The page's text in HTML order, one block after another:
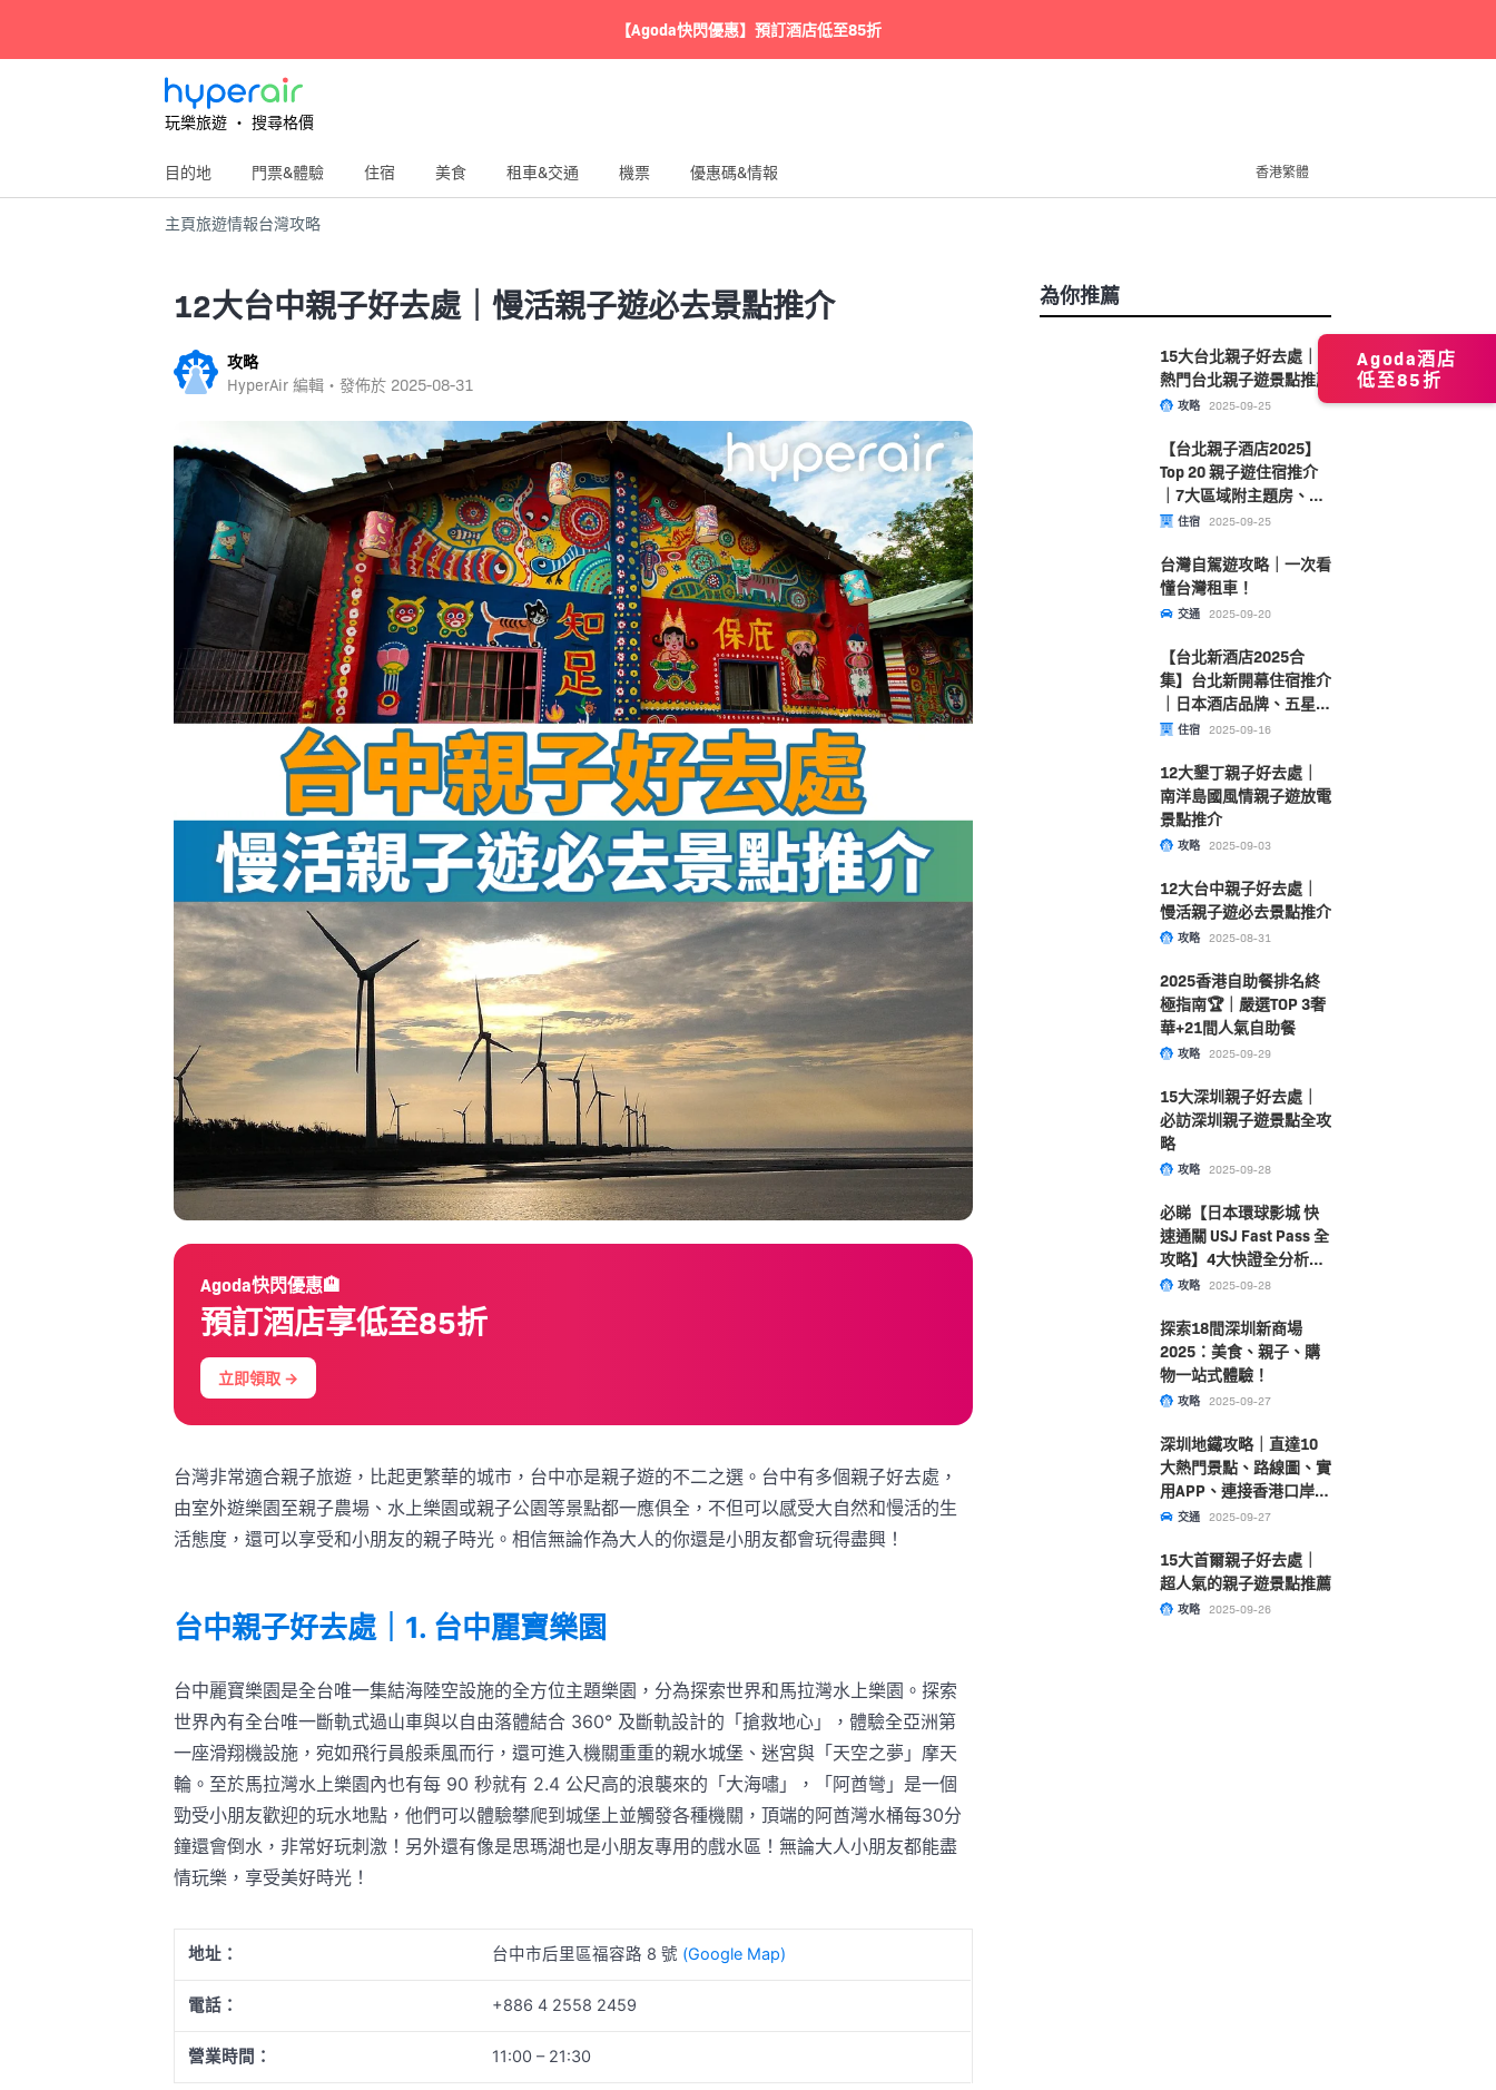
【Agoda快閃優惠】預訂酒店低至85折
玩樂旅遊 ‧ 搜尋格價
目的地 門票&體驗 住宿 美食 租車&交通 機票 優惠碼&情報 香港繁體
主頁旅遊情報台灣攻略
12大台中親子好去處｜慢活親子遊必去景點推介
攻略
HyperAir 編輯・發佈於 2025-08-31
Agoda快閃優惠🏨
預訂酒店享低至85折
立即領取 →
台灣非常適合親子旅遊，比起更繁華的城市，台中亦是親子遊的不二之選。台中有多個親子好去處，
由室外遊樂園至親子農場、水上樂園或親子公園等景點都一應俱全，不但可以感受大自然和慢活的生
活態度，還可以享受和小朋友的親子時光。相信無論作為大人的你還是小朋友都會玩得盡興！
台中親子好去處｜1. 台中麗寶樂園
台中麗寶樂園是全台唯一集結海陸空設施的全方位主題樂園，分為探索世界和馬拉灣水上樂園。探索
世界內有全台唯一斷軌式過山車與以自由落體結合 360° 及斷軌設計的「搶救地心」，體驗全亞洲第
一座滑翔機設施，宛如飛行員般乘風而行，還可進入機關重重的親水城堡、迷宮與「天空之夢」摩天
輪。至於馬拉灣水上樂園內也有每 90 秒就有 2.4 公尺高的浪襲來的「大海嘯」，「阿酋彎」是一個
勁受小朋友歡迎的玩水地點，他們可以體驗攀爬到城堡上並觸發各種機關，頂端的阿酋灣水桶每30分
鐘還會倒水，非常好玩刺激！另外還有像是思瑪湖也是小朋友專用的戲水區！無論大人小朋友都能盡
情玩樂，享受美好時光！
地址： 台中市后里區福容路 8 號 (Google Map)
電話： +886 4 2558 2459
營業時間： 11:00 – 21:30
為你推薦
15大台北親子好去處｜
熱門台北親子遊景點推薦
攻略 2025-09-25
【台北親子酒店2025】
Top 20 親子遊住宿推介
｜7大區域附主題房、溫
泉、遊戲室
住宿 2025-09-25
台灣自駕遊攻略｜一次看
懂台灣租車！
交通 2025-09-20
【台北新酒店2025合
集】台北新開幕住宿推介
｜日本酒店品牌、五星級
住宿、歎米芝蓮推介餐廳
住宿 2025-09-16
12大墾丁親子好去處｜
南洋島國風情親子遊放電
景點推介
攻略 2025-09-03
12大台中親子好去處｜
慢活親子遊必去景點推介
攻略 2025-08-31
2025香港自助餐排名終
極指南🏆｜嚴選TOP 3奢
華+21間人氣自助餐
攻略 2025-09-29
15大深圳親子好去處｜
必訪深圳親子遊景點全攻
略
攻略 2025-09-28
必睇【日本環球影城 快
速通關 USJ Fast Pass 全
攻略】4大快證全分析！
附購票及選擇指南大公
攻略 2025-09-28
探索18間深圳新商場
2025：美食、親子、購
物一站式體驗！
攻略 2025-09-27
深圳地鐵攻略｜直達10
大熱門景點、路線圖、實
用APP、連接香港口岸一
文睇清！
交通 2025-09-27
15大首爾親子好去處｜
超人氣的親子遊景點推薦
攻略 2025-09-26
Agoda酒店
低至85折